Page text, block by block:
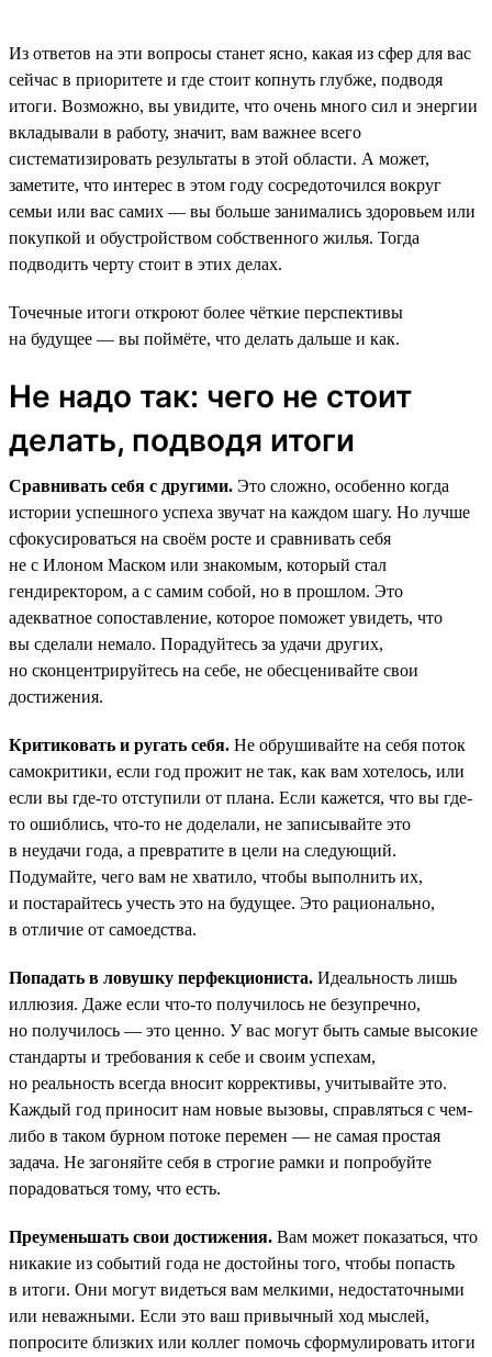
Из ответов на эти вопросы станет ясно, какая из сфер для вас
сейчас в приоритете и где стоит копнуть глубже, подводя
итоги. Возможно, вы увидите, что очень много сил и энергии
вкладывали в работу, значит, вам важнее всего
систематизировать результаты в этой области. А может,
заметите, что интерес в этом году сосредоточился вокруг
семьи или вас самих — вы больше занимались здоровьем или
покупкой и обустройством собственного жилья. Тогда
подводить черту стоит в этих делах.
Точечные итоги откроют более чёткие перспективы
на будущее — вы поймёте, что делать дальше и как.
Не надо так: чего не стоит
делать, подводя итоги
Сравнивать себя с другими. Это сложно, особенно когда
истории успешного успеха звучат на каждом шагу. Но лучше
сфокусироваться на своём росте и сравнивать себя
не с Илоном Маском или знакомым, который стал
гендиректором, а с самим собой, но в прошлом. Это
адекватное сопоставление, которое поможет увидеть, что
вы сделали немало. Порадуйтесь за удачи других,
но сконцентрируйтесь на себе, не обесценивайте свои
достижения.
Критиковать и ругать себя. Не обрушивайте на себя поток
самокритики, если год прожит не так, как вам хотелось, или
если вы где-то отступили от плана. Если кажется, что вы где-
то ошиблись, что-то не доделали, не записывайте это
в неудачи года, а превратите в цели на следующий.
Подумайте, чего вам не хватило, чтобы выполнить их,
и постарайтесь учесть это на будущее. Это рационально,
в отличие от самоедства.
Попадать в ловушку перфекциониста. Идеальность лишь
иллюзия. Даже если что-то получилось не безупречно,
но получилось — это ценно. У вас могут быть самые высокие
стандарты и требования к себе и своим успехам,
но реальность всегда вносит коррективы, учитывайте это.
Каждый год приносит нам новые вызовы, справляться с чем-
либо в таком бурном потоке перемен — не самая простая
задача. Не загоняйте себя в строгие рамки и попробуйте
порадоваться тому, что есть.
Преуменьшать свои достижения. Вам может показаться, что
никакие из событий года не достойны того, чтобы попасть
в итоги. Они могут видеться вам мелкими, недостаточными
или неважными. Если это ваш привычный ход мыслей,
попросите близких или коллег помочь сформулировать итоги